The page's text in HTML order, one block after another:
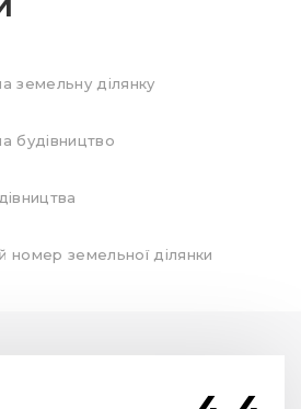
земельну ділянку
будівництво
номер земельної ділянки